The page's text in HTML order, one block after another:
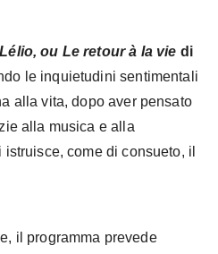
Lélio, ou Le retour à la vie di
le inquietudini sentimentali
alla vita, dopo aver pensato
alla musica e alla
istruisce, come di consueto, il
il programma prevede